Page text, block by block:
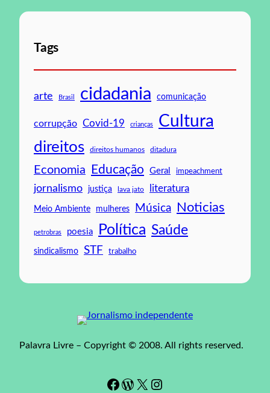
Tags
arte Brasil cidadania comunicação
corrupção Covid-19 crianças Cultura
direitos direitos humanos ditadura
Economia Educação Geral impeachment
jornalismo justiça lava jato literatura
Meio Ambiente mulheres Música Noticias
petrobras poesia Política Saúde
sindicalismo STF trabalho
Palavra Livre – Copyright © 2008. All rights reserved.
Facebook WordPress # Instagram